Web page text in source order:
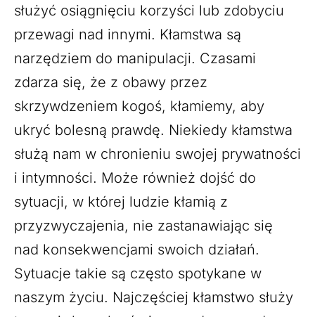
służyć osiągnięciu korzyści lub zdobyciu
przewagi nad innymi. Kłamstwa są
narzędziem do manipulacji. Czasami
zdarza się, że z obawy przez
skrzywdzeniem kogoś, kłamiemy, aby
ukryć bolesną prawdę. Niekiedy kłamstwa
służą nam w chronieniu swojej prywatności
i intymności. Może również dojść do
sytuacji, w której ludzie kłamią z
przyzwyczajenia, nie zastanawiając się
nad konsekwencjami swoich działań.
Sytuacje takie są często spotykane w
naszym życiu. Najczęściej kłamstwo służy